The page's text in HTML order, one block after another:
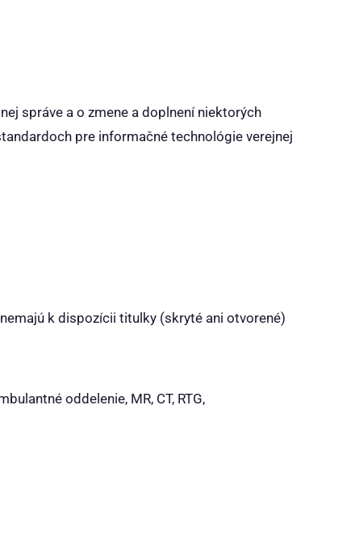
správe a o zmene a doplnení niektorých
pre informačné technológie verejnej
k dispozícii titulky (skryté ani otvorené)
oddelenie, MR, CT, RTG,